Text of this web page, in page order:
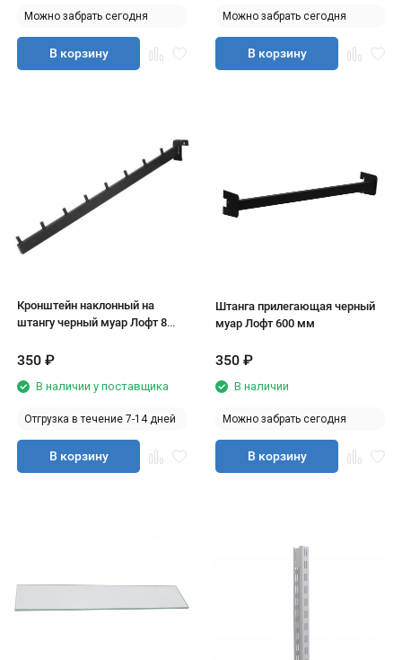
Можно забрать сегодня
В корзину
Можно забрать сегодня
В корзину
Кронштейн наклонный на
штангу черный муар Лофт 8
350 ₽
В наличии у поставщика
Отгрузка в течение 7-14 дней
В корзину
Штанга прилегающая черный
муар Лофт 600 мм
350 ₽
В наличии
Можно забрать сегодня
В корзину